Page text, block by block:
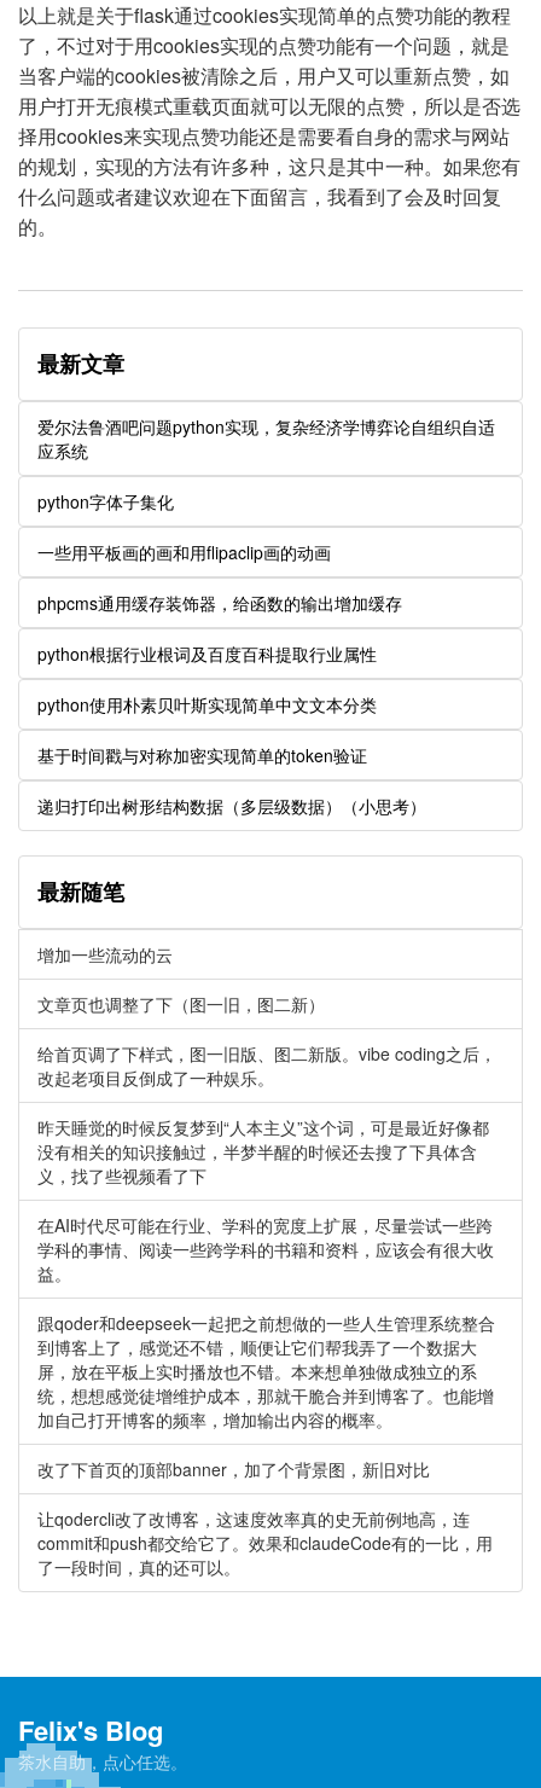
以上就是关于flask通过cookies实现简单的点赞功能的教程
了，不过对于用cookies实现的点赞功能有一个问题，就是
当客户端的cookies被清除之后，用户又可以重新点赞，如
用户打开无痕模式重载页面就可以无限的点赞，所以是否选
择用cookies来实现点赞功能还是需要看自身的需求与网站
的规划，实现的方法有许多种，这只是其中一种。如果您有
什么问题或者建议欢迎在下面留言，我看到了会及时回复
的。
最新文章
爱尔法鲁酒吧问题python实现，复杂经济学博弈论自组织自适
应系统
python字体子集化
一些用平板画的画和用flipaclip画的动画
phpcms通用缓存装饰器，给函数的输出增加缓存
python根据行业根词及百度百科提取行业属性
python使用朴素贝叶斯实现简单中文文本分类
基于时间戳与对称加密实现简单的token验证
递归打印出树形结构数据（多层级数据）（小思考）
最新随笔
增加一些流动的云
文章页也调整了下（图一旧，图二新）
给首页调了下样式，图一旧版、图二新版。vibe coding之后，
改起老项目反倒成了一种娱乐。
昨天睡觉的时候反复梦到“人本主义”这个词，可是最近好像都
没有相关的知识接触过，半梦半醒的时候还去搜了下具体含
义，找了些视频看了下
在AI时代尽可能在行业、学科的宽度上扩展，尽量尝试一些跨
学科的事情、阅读一些跨学科的书籍和资料，应该会有很大收
益。
跟qoder和deepseek一起把之前想做的一些人生管理系统整合
到博客上了，感觉还不错，顺便让它们帮我弄了一个数据大
屏，放在平板上实时播放也不错。本来想单独做成独立的系
统，想想感觉徒增维护成本，那就干脆合并到博客了。也能增
加自己打开博客的频率，增加输出内容的概率。
改了下首页的顶部banner，加了个背景图，新旧对比
让qodercli改了改博客，这速度效率真的史无前例地高，连
commit和push都交给它了。效果和claudeCode有的一比，用
了一段时间，真的还可以。
Felix's Blog
茶水自助，点心任选。